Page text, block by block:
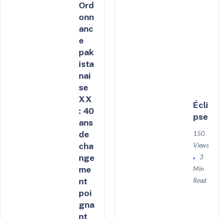
Ord
onn
anc
e
pak
ista
nai
se
XX
: 40
ans
de
cha
nge
me
nt
poi
gna
nt
Écli
pse
150
Views
3
Min
Read